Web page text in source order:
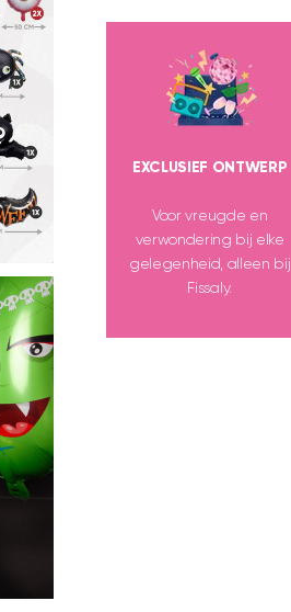
EXCLUSIEF ONTWERP
Voor vreugde en
verwondering bij elke
gelegenheid, alleen bij
Fissaly.